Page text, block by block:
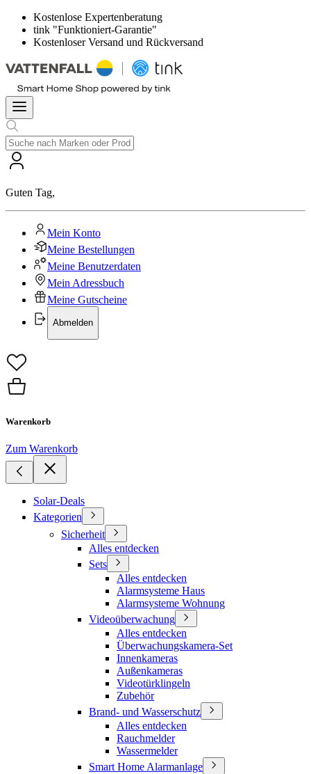
Kostenlose Expertenberatung
tink "Funktioniert-Garantie"
Kostenloser Versand und Rückversand
Guten Tag,
Mein Konto
Meine Bestellungen
Meine Benutzerdaten
Mein Adressbuch
Meine Gutscheine
Abmelden
Warenkorb
Zum Warenkorb
Solar-Deals
Kategorien
Sicherheit
Alles entdecken
Sets
Alles entdecken
Alarmsysteme Haus
Alarmsysteme Wohnung
Videoüberwachung
Alles entdecken
Überwachungskamera-Set
Innenkameras
Außenkameras
Videotürklingeln
Zubehör
Brand- und Wasserschutz
Alles entdecken
Rauchmelder
Wassermelder
Smart Home Alarmanlage